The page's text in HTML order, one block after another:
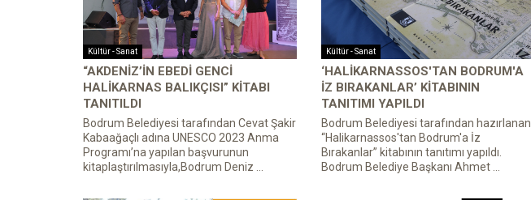
Kültür - Sanat
“AKDENİZ’İN EBEDİ GENCİ
HALİKARNAS BALIKÇISI” KİTABI
TANITILDI
Bodrum Belediyesi tarafından Cevat Şakir
Kabaağaçlı adına UNESCO 2023 Anma
Programı’na yapılan başvurunun
kitaplaştırılmasıyla,Bodrum Deniz ...
Kültür - Sanat
‘HALİKARNASSOS'TAN BODRUM'A
İZ BIRAKANLAR’ KİTABININ
TANITIMI YAPILDI
Bodrum Belediyesi tarafından hazırlanan
“Halikarnassos'tan Bodrum'a İz
Bırakanlar” kitabının tanıtımı yapıldı.
Bodrum Belediye Başkanı Ahmet ...